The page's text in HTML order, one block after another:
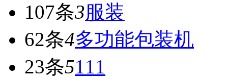
107条3服装
62条4多功能包装机
23条5111